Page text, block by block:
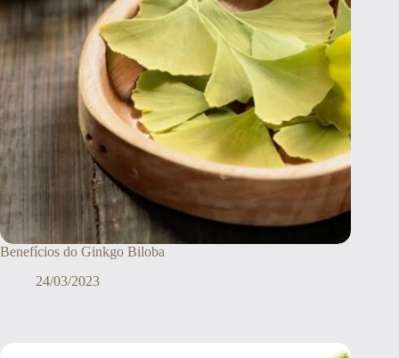
Benefícios do Ginkgo Biloba
24/03/2023